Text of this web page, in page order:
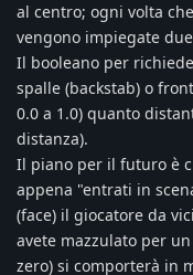
al centro; ogni volta
vengono impiegate
Il booleano per
spalle (backstab) o
0.0 a 1.0) quanto
distanza).
Il piano per il futuro è
appena "entrati in
(face) il giocatore da
avete mazzulato per
zero) si comporterà in